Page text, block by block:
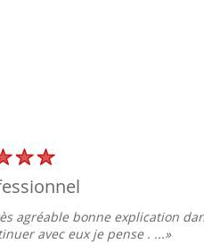
agréable bonne explication
avec eux je pense . ...»